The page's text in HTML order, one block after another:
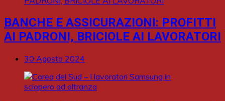
BANCHE E ASSICURAZIONI: PROFITTI
AI PADRONI, BRICIOLE AI LAVORATORI
30 Agosto 2024